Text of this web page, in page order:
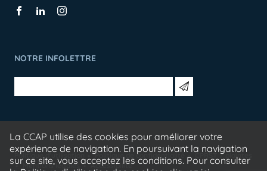
NOTRE INFOLETTRE
Politique d'utilisation Politique de confidentialité
CPRST / plaintes
Mentions légales
Accessibilité
La CCAP utilise des cookies pour améliorer votre
expérience de navigation. En poursuivant la navigation
sur ce site, vous acceptez les conditions. Pour consulter